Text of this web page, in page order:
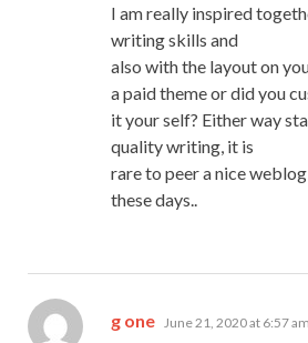
I am really inspired
writing skills and
also with the layout on
a paid theme or did you
it your self? Either way
quality writing, it is
rare to peer a nice
these days..
g one says:
June 21, 2020 at 6:57 am